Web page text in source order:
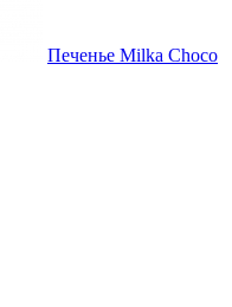
Печенье Milka Choco